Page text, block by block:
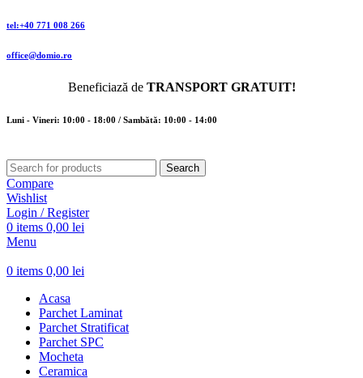
tel:+40 771 008 266
office@domio.ro
Beneficiază de TRANSPORT GRATUIT!
Luni - Vineri: 10:00 - 18:00 / Sambătă: 10:00 - 14:00
Search
Compare
Wishlist
Login / Register
0 items 0,00 lei
Menu
0 items 0,00 lei
Acasa
Parchet Laminat
Parchet Stratificat
Parchet SPC
Mocheta
Ceramica